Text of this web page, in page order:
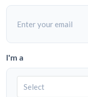
I'm a
Select